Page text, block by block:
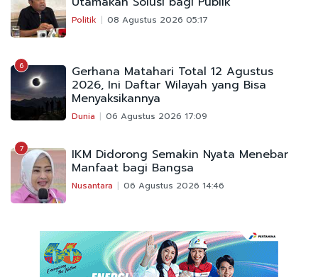
Politik 08 Agustus 2026 05:17
6 Gerhana Matahari Total 12 Agustus
2026, Ini Daftar Wilayah yang Bisa
Menyaksikannya
Dunia 06 Agustus 2026 17:09
7 IKM Didorong Semakin Nyata Menebar
Manfaat bagi Bangsa
Nusantara 06 Agustus 2026 14:46